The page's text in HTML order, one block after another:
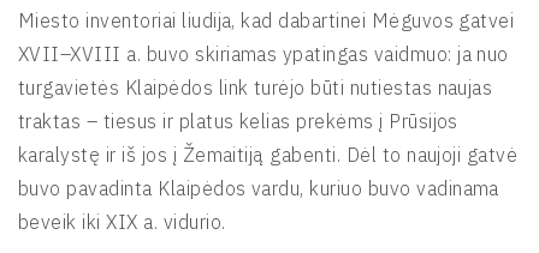
Miesto inventoriai liudija, kad dabartinei Mėguvos gatvei
XVII–XVIII a. buvo skiriamas ypatingas vaidmuo: ja nuo
turgavietės Klaipėdos link turėjo būti nutiestas naujas
traktas – tiesus ir platus kelias prekėms į Prūsijos
karalystę ir iš jos į Žemaitiją gabenti. Dėl to naujoji gatvė
buvo pavadinta Klaipėdos vardu, kuriuo buvo vadinama
beveik iki XIX a. vidurio.